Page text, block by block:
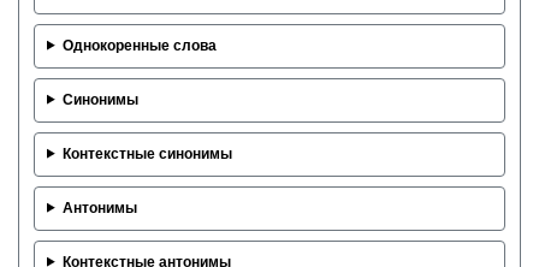
Од­но­ко­рен­ные слова
Си­но­ни­мы
Кон­текст­ные си­но­ни­мы
Ан­то­ни­мы
Кон­текст­ные ан­то­ни­мы